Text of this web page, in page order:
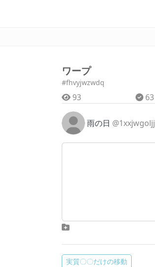
ワープ
#fhvyjwzwdq
93 63
雨の日 @1xxjwgoljj
実質〇〇だけの移動